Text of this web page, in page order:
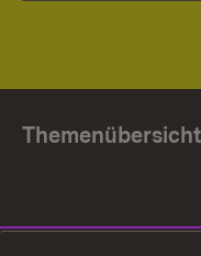
Themenübersicht